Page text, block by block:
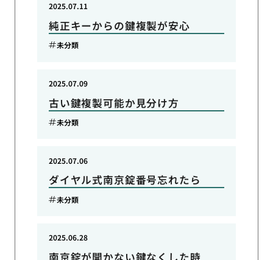
純正キーからの鍵複製が安心
2025.07.11
未分類
古い鍵複製可能か見分け方
2025.07.09
未分類
ダイヤル式南京錠番号忘れたら
2025.07.06
未分類
南京錠が開かない鍵なくした時
2025.06.28